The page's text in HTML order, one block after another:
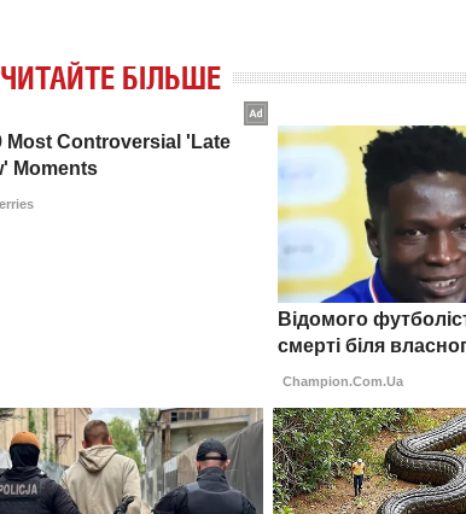
ЧИТАЙТЕ БІЛЬШЕ